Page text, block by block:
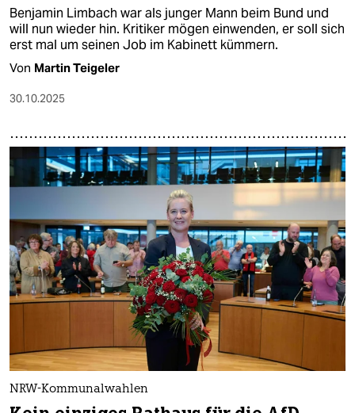
Benjamin Limbach war als junger Mann beim Bund und
will nun wieder hin. Kritiker mögen einwenden, er soll sich
erst mal um seinen Job im Kabinett kümmern.
Von Martin Teigeler
30.10.2025
NRW-Kommunalwahlen